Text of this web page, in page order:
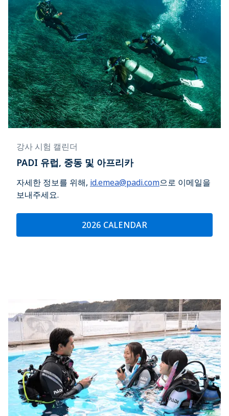
강사 시험 캘린더
PADI 유럽, 중동 및 아프리카
자세한 정보를 위해, id.emea@padi.com으로 이메일을
보내주세요.
2026 CALENDAR